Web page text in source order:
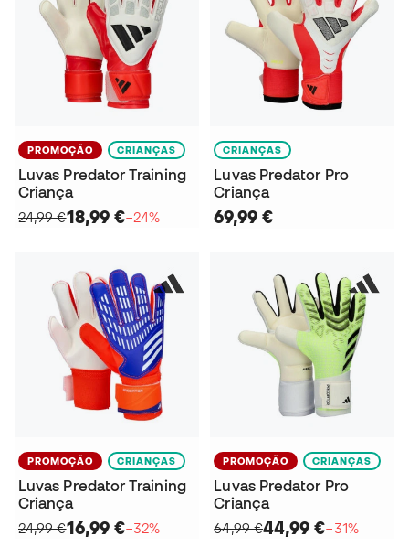
PROMOÇÃO CRIANÇAS
Luvas Predator Training
Criança
24,99 €18,99 €−24%
CRIANÇAS
Luvas Predator Pro
Criança
69,99 €
PROMOÇÃO CRIANÇAS
Luvas Predator Training
Criança
24,99 €16,99 €−32%
PROMOÇÃO CRIANÇAS
Luvas Predator Pro
Criança
64,99 €44,99 €−31%